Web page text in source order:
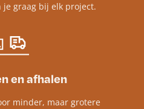
je graag bij elk project.​
en afhalen
minder, maar grotere